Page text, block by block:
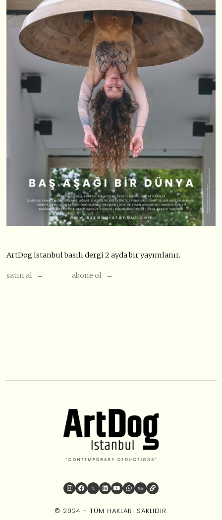
ArtDog Istanbul basılı dergi 2 ayda bir yayımlanır.
satın al → abone ol →
© 2024 - TÜM HAKLARI SAKLIDIR.